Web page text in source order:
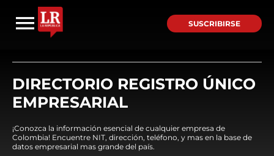
SUSCRIBIRSE
DIRECTORIO REGISTRO ÚNICO
EMPRESARIAL
¡Conozca la información esencial de cualquier empresa de
Colombia! Encuentre NIT, dirección, teléfono, y mas en la base de
datos empresarial mas grande del país.